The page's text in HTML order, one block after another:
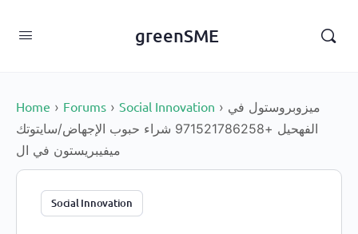
greenSME
Home › Forums › Social Innovation › ميزوبروستول في
الفهحيل +971521786258 شراء حبوب الإجهاض/سايتوتك
ميفيبريستون في ال
Social Innovation